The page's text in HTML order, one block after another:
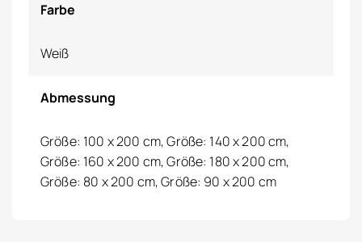
Farbe
Weiß
Abmessung
Größe: 100 x 200 cm, Größe: 140 x 200 cm,
Größe: 160 x 200 cm, Größe: 180 x 200 cm,
Größe: 80 x 200 cm, Größe: 90 x 200 cm